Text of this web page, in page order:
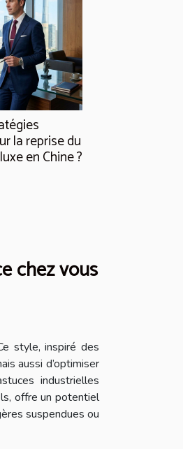
la reprise du
en Chine ?
chez vous
style, inspiré des
aussi d’optimiser
industrielles
offre un potentiel
suspendues ou